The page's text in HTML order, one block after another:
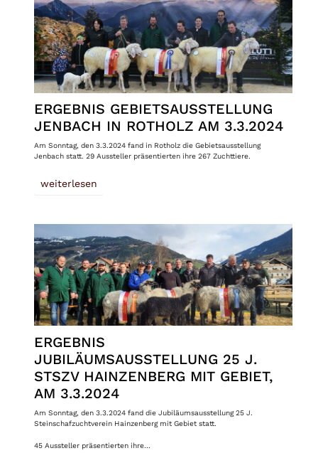
ERGEBNIS GEBIETSAUSSTELLUNG
JENBACH IN ROTHOLZ AM 3.3.2024
Am Sonntag, den 3.3.2024 fand in Rotholz die Gebietsausstellung
Jenbach statt. 29 Aussteller präsentierten ihre 267 Zuchttiere.
weiterlesen
ERGEBNIS
JUBILÄUMSAUSSTELLUNG 25 J.
STSZV HAINZENBERG MIT GEBIET,
AM 3.3.2024
Am Sonntag, den 3.3.2024 fand die Jubiläumsausstellung 25 J.
Steinschafzuchtverein Hainzenberg mit Gebiet statt.
45 Aussteller präsentierten ihre…